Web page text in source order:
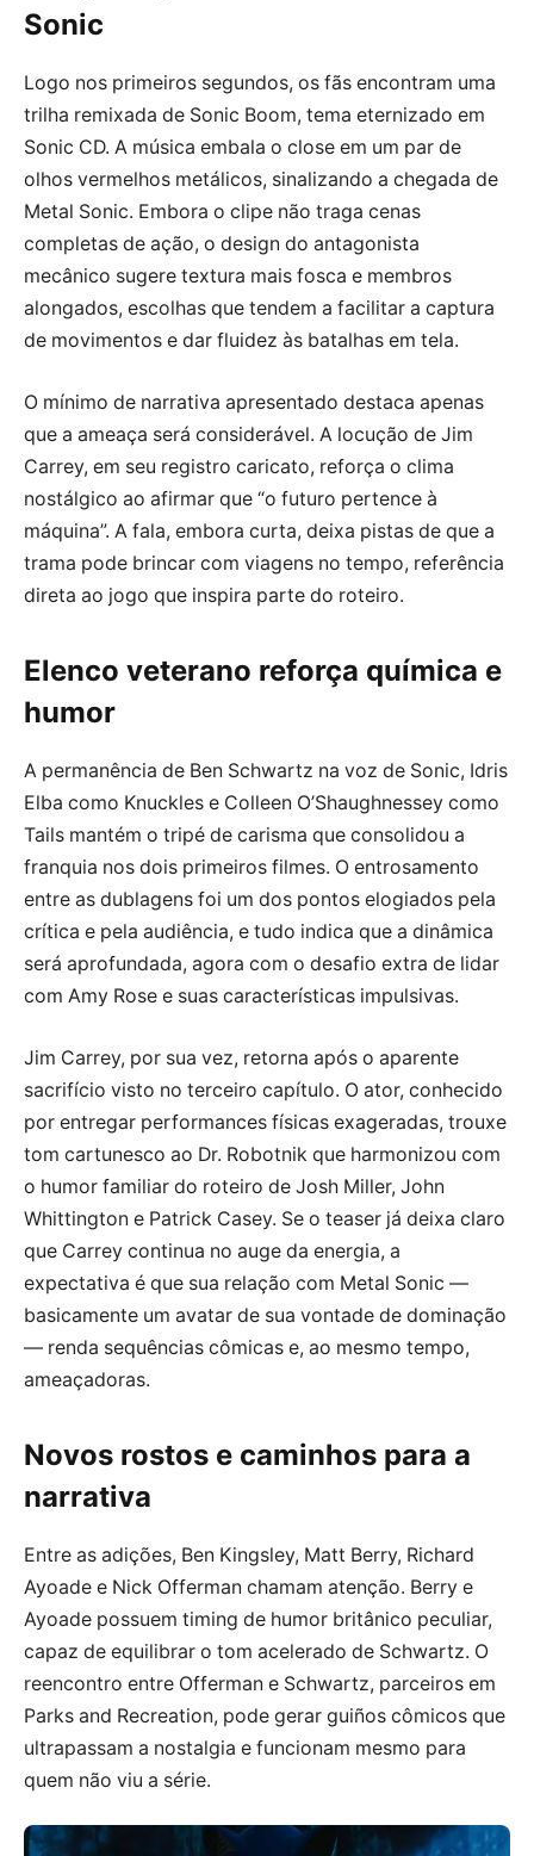
Sonic
Logo nos primeiros segundos, os fãs encontram uma
trilha remixada de Sonic Boom, tema eternizado em
Sonic CD. A música embala o close em um par de
olhos vermelhos metálicos, sinalizando a chegada de
Metal Sonic. Embora o clipe não traga cenas
completas de ação, o design do antagonista
mecânico sugere textura mais fosca e membros
alongados, escolhas que tendem a facilitar a captura
de movimentos e dar fluidez às batalhas em tela.
O mínimo de narrativa apresentado destaca apenas
que a ameaça será considerável. A locução de Jim
Carrey, em seu registro caricato, reforça o clima
nostálgico ao afirmar que “o futuro pertence à
máquina”. A fala, embora curta, deixa pistas de que a
trama pode brincar com viagens no tempo, referência
direta ao jogo que inspira parte do roteiro.
Elenco veterano reforça química e
humor
A permanência de Ben Schwartz na voz de Sonic, Idris
Elba como Knuckles e Colleen O’Shaughnessey como
Tails mantém o tripé de carisma que consolidou a
franquia nos dois primeiros filmes. O entrosamento
entre as dublagens foi um dos pontos elogiados pela
crítica e pela audiência, e tudo indica que a dinâmica
será aprofundada, agora com o desafio extra de lidar
com Amy Rose e suas características impulsivas.
Jim Carrey, por sua vez, retorna após o aparente
sacrifício visto no terceiro capítulo. O ator, conhecido
por entregar performances físicas exageradas, trouxe
tom cartunesco ao Dr. Robotnik que harmonizou com
o humor familiar do roteiro de Josh Miller, John
Whittington e Patrick Casey. Se o teaser já deixa claro
que Carrey continua no auge da energia, a
expectativa é que sua relação com Metal Sonic —
basicamente um avatar de sua vontade de dominação
— renda sequências cômicas e, ao mesmo tempo,
ameaçadoras.
Novos rostos e caminhos para a
narrativa
Entre as adições, Ben Kingsley, Matt Berry, Richard
Ayoade e Nick Offerman chamam atenção. Berry e
Ayoade possuem timing de humor britânico peculiar,
capaz de equilibrar o tom acelerado de Schwartz. O
reencontro entre Offerman e Schwartz, parceiros em
Parks and Recreation, pode gerar guiños cômicos que
ultrapassam a nostalgia e funcionam mesmo para
quem não viu a série.